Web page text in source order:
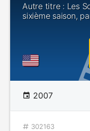
Autre titre : Les
sixième saison,
2007
302163